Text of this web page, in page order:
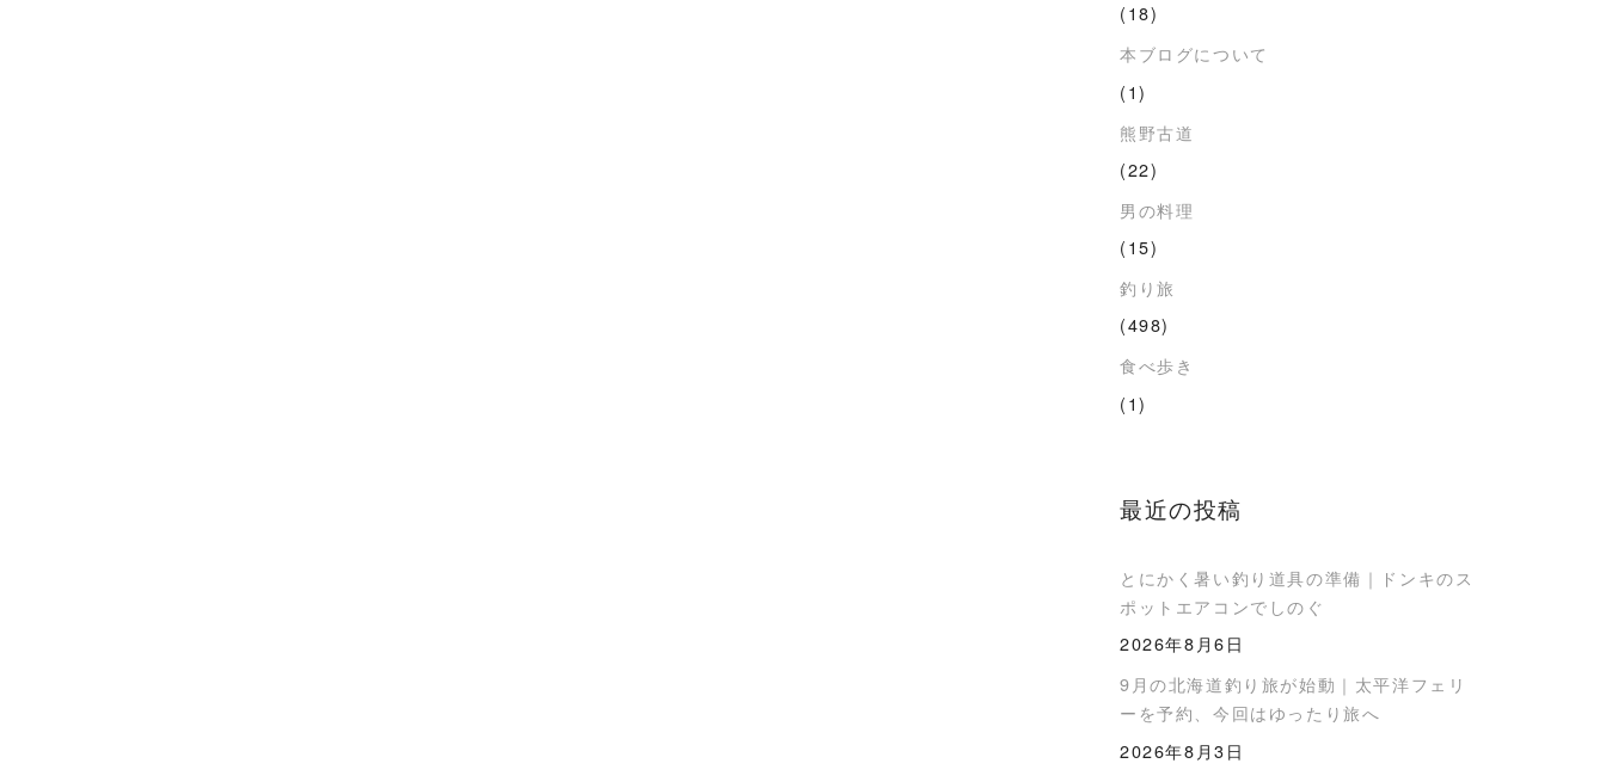
(18)
本ブログについて
(1)
熊野古道
(22)
男の料理
(15)
釣り旅
(498)
食べ歩き
(1)
最近の投稿
とにかく暑い釣り道具の準備｜ドンキのス
ポットエアコンでしのぐ
2026年8月6日
9月の北海道釣り旅が始動｜太平洋フェリ
ーを予約、今回はゆったり旅へ
2026年8月3日